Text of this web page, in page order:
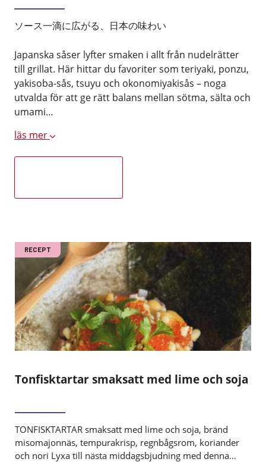
ソース一滴に広がる、日本の味わい
Japanska såser lyfter smaken i allt från nudelrätter
till grillat. Här hittar du favoriter som teriyaki, ponzu,
yakisoba-sås, tsuyu och okonomiyakisås – noga
utvalda för att ge rätt balans mellan sötma, sälta och
umami…
läs mer
RECEPT
Tonfisktartar smaksatt med lime och soja
TONFISKTARTAR smaksatt med lime och soja, bränd
misomajonnäs, tempurakrisp, regnbågsrom, koriander
och nori Lyxa till nästa middagsbjudning med denna…